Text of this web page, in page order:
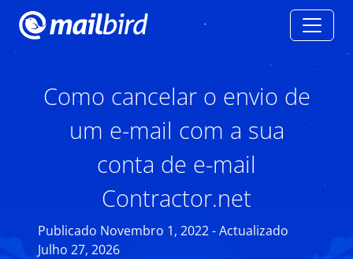
Como cancelar o envio de
um e-mail com a sua
conta de e-mail
Contractor.net
Publicado Novembro 1, 2022 - Actualizado
Julho 27, 2026